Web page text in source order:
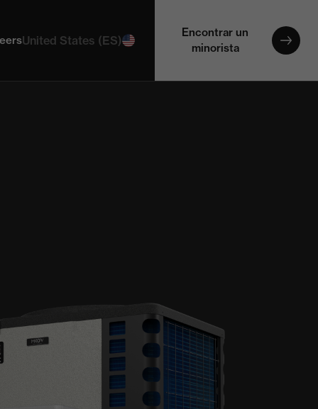
United States (ES)
Encontrar un
minorista